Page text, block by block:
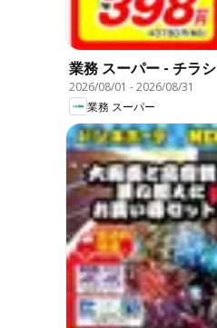
業務 スーパー - チラシ
2026/08/01 -2026/08/31
業務 スーパー